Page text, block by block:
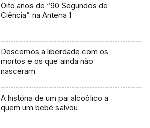
Oito anos de “90 Segundos de
Ciência” na Antena 1
Descemos a liberdade com os
mortos e os que ainda não
nasceram
A história de um pai alcoólico a
quem um bebé salvou